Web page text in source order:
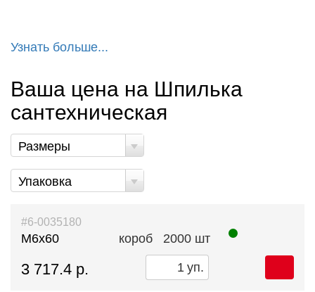
Узнать больше...
Ваша цена на Шпилька
сантехническая
Размеры
Упаковка
#6-0035180
М6х60 короб 2000 шт
3 717.4 р. уп.